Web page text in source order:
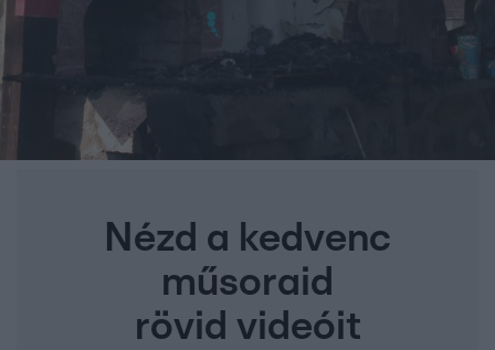
Nézd a kedvenc
műsoraid
rövid videóit